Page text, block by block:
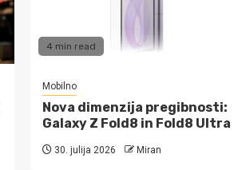
4 min read
Mobilno
Nova dimenzija pregibnosti:
Galaxy Z Fold8 in Fold8 Ultra
30. julija 2026 Miran